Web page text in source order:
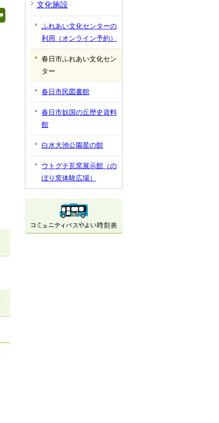
文化施設
ふれあい文化センターの
利用（オンライン予約）
春日市ふれあい文化セン
ター
春日市民図書館
春日市奴国の丘歴史資料
館
白水大池公園星の館
ウトグチ瓦窯展示館（の
ぼり窯体験広場）